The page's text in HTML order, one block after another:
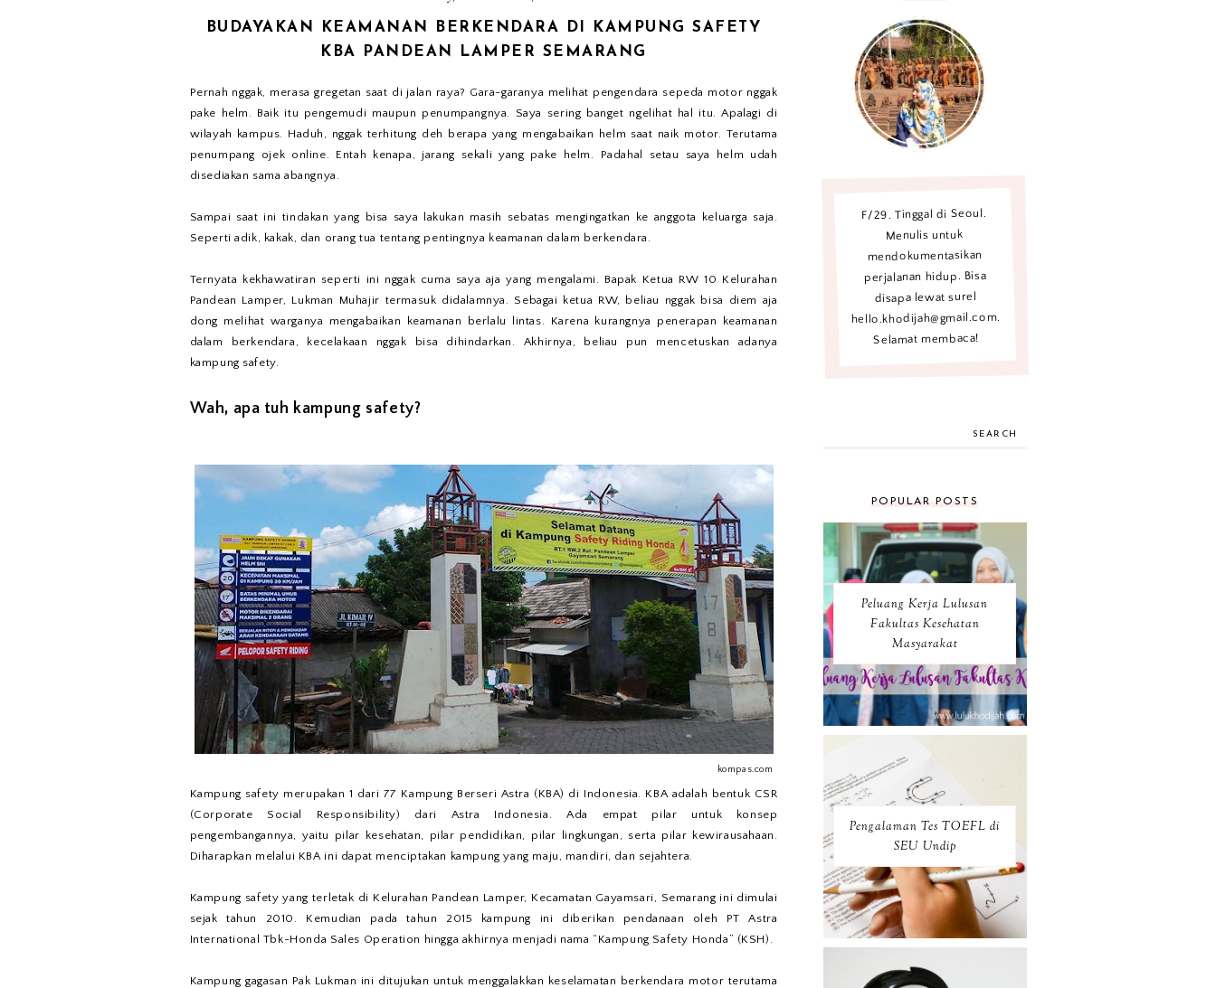
BUDAYAKAN KEAMANAN BERKENDARA DI KAMPUNG SAFETY
KBA PANDEAN LAMPER SEMARANG
Pernah nggak, merasa gregetan saat di jalan raya? Gara-garanya melihat pengendara sepeda motor nggak
pake helm. Baik itu pengemudi maupun penumpangnya. Saya sering banget ngelihat hal itu. Apalagi di
wilayah kampus. Haduh, nggak terhitung deh berapa yang mengabaikan helm saat naik motor. Terutama
penumpang ojek online. Entah kenapa, jarang sekali yang pake helm. Padahal setau saya helm udah
disediakan sama abangnya.
Sampai saat ini tindakan yang bisa saya lakukan masih sebatas mengingatkan ke anggota keluarga saja.
Seperti adik, kakak, dan orang tua tentang pentingnya keamanan dalam berkendara.
Ternyata kekhawatiran seperti ini nggak cuma saya aja yang mengalami. Bapak Ketua RW 10 Kelurahan
Pandean Lamper, Lukman Muhajir termasuk didalamnya. Sebagai ketua RW, beliau nggak bisa diem aja
dong melihat warganya mengabaikan keamanan berlalu lintas. Karena kurangnya penerapan keamanan
dalam berkendara, kecelakaan nggak bisa dihindarkan. Akhirnya, beliau pun mencetuskan adanya
kampung safety.
Wah, apa tuh kampung safety?
kompas.com
Kampung safety merupakan 1 dari 77 Kampung Berseri Astra (KBA) di Indonesia. KBA adalah bentuk CSR
(Corporate Social Responsibility) dari Astra Indonesia. Ada empat pilar untuk konsep
pengembangannya, yaitu pilar kesehatan, pilar pendidikan, pilar lingkungan, serta pilar kewirausahaan.
Diharapkan melalui KBA ini dapat menciptakan kampung yang maju, mandiri, dan sejahtera.
Kampung safety yang terletak di Kelurahan Pandean Lamper, Kecamatan Gayamsari, Semarang ini dimulai
sejak tahun 2010. Kemudian pada tahun 2015 kampung ini diberikan pendanaan oleh PT Astra
International Tbk-Honda Sales Operation hingga akhirnya menjadi nama “Kampung Safety Honda” (KSH).
Kampung gagasan Pak Lukman ini ditujukan untuk menggalakkan keselamatan berkendara motor terutama
F/29. Tinggal di Seoul.
Menulis untuk
mendokumentasikan
perjalanan hidup. Bisa
disapa lewat surel
hello.khodijah@gmail.com.
Selamat membaca!
SEARCH
POPULAR POSTS
Peluang Kerja Lulusan
Fakultas Kesehatan
Masyarakat
Pengalaman Tes TOEFL di
SEU Undip